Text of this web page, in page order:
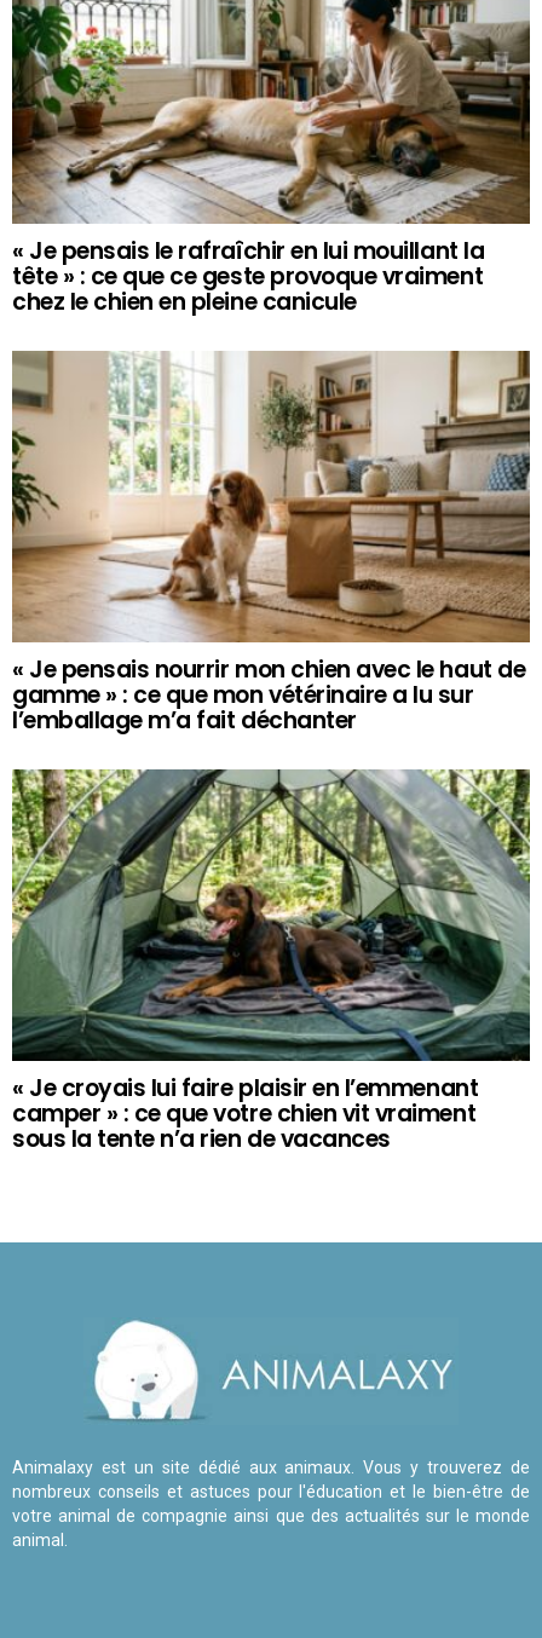
« Je pensais le rafraîchir en lui mouillant la
tête » : ce que ce geste provoque vraiment
chez le chien en pleine canicule
« Je pensais nourrir mon chien avec le haut de
gamme » : ce que mon vétérinaire a lu sur
l’emballage m’a fait déchanter
« Je croyais lui faire plaisir en l’emmenant
camper » : ce que votre chien vit vraiment
sous la tente n’a rien de vacances
Animalaxy est un site dédié aux animaux. Vous y trouverez de
nombreux conseils et astuces pour l'éducation et le bien-être de
votre animal de compagnie ainsi que des actualités sur le monde
animal.